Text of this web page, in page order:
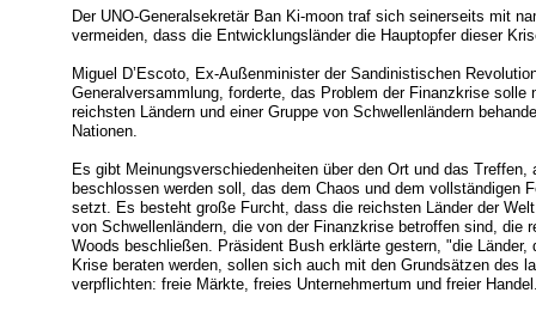
Der UNO-Generalsekretär Ban Ki-moon traf sich seinerseits mit
vermeiden, dass die Entwicklungsländer die Hauptopfer dieser
Miguel D’Escoto, Ex-Außenminister der Sandinistischen
Generalversammlung, forderte, das Problem der Finanzkrise solle
reichsten Ländern und einer Gruppe von Schwellenländern
Nationen.
Es gibt Meinungsverschiedenheiten über den Ort und das
beschlossen werden soll, das dem Chaos und dem vollständigen
setzt. Es besteht große Furcht, dass die reichsten Länder der
von Schwellenländern, die von der Finanzkrise betroffen sind, die
Woods beschließen. Präsident Bush erklärte gestern, "die
Krise beraten werden, sollen sich auch mit den Grundsätzen des
verpflichten: freie Märkte, freies Unternehmertum und freier